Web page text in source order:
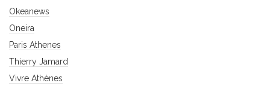
Okeanews
Oneira
Paris Athenes
Thierry Jamard
Vivre Athènes